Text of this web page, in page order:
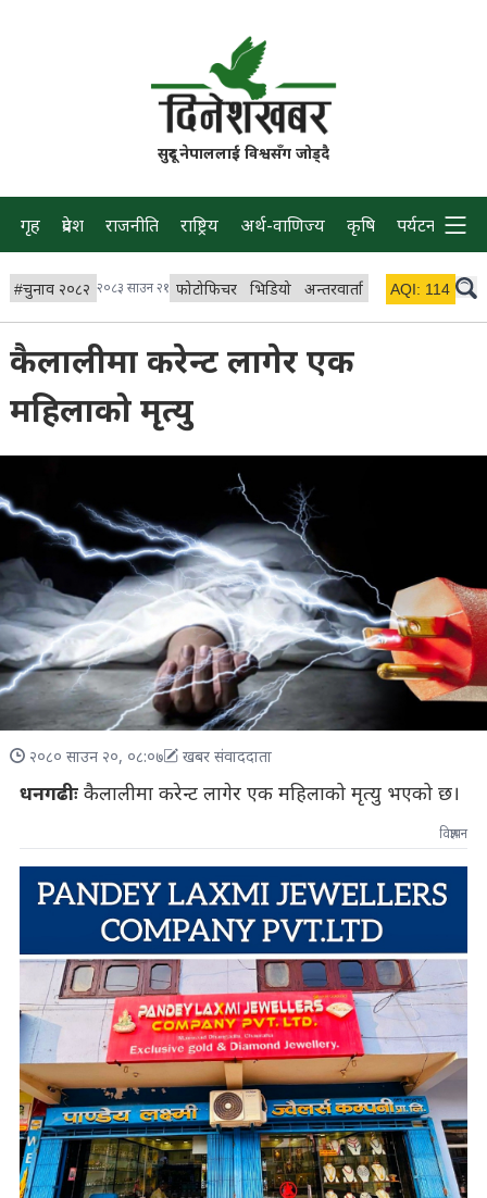
सुदूर नेपाललाई विश्वसँग जोड्दै
गृह प्रदेश राजनीति राष्ट्रिय अर्थ-वाणिज्य कृषि पर्यटन प्रवास
#चुनाव २०८२ २०८३ साउन २१ फोटोफिचर भिडियो अन्तरवार्ता विचार/ब्लग
AQI: 114
कैलालीमा करेन्ट लागेर एक
महिलाको मृत्यु
२०८० साउन २०, ०८:०७ खबर संवाददाता
धनगढीःकैलालीमा करेन्ट लागेर एक महिलाको मृत्यु भएको छ।
विज्ञापन